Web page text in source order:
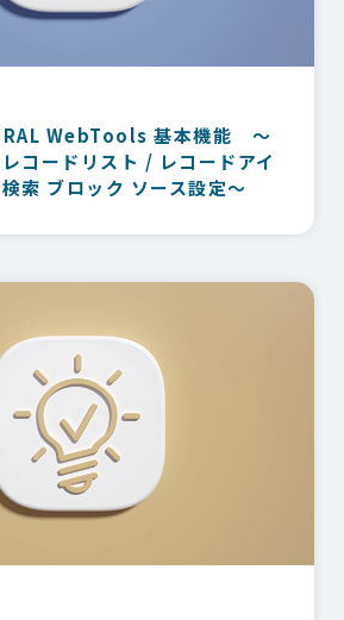
WebTools 基本機能 ～
レコードリスト / レコードアイ
索 ブロック ソース設定～